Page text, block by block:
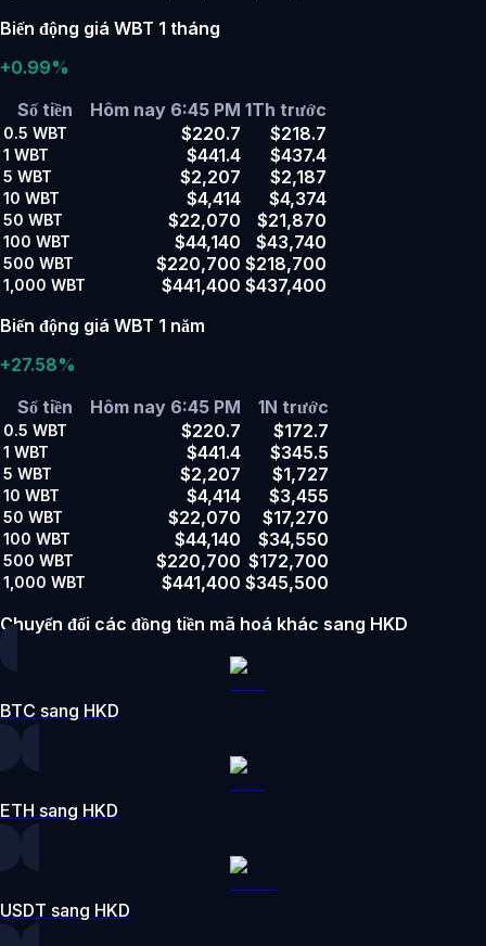
Biến động giá WBT 1 tháng
+0.99%
Số tiền
Hôm nay 6:45 PM 1Th trước
0.5 WBT $220.7 $218.7
1 WBT $441.4 $437.4
5 WBT $2,207 $2,187
10 WBT $4,414 $4,374
50 WBT $22,070 $21,870
100 WBT $44,140 $43,740
500 WBT $220,700 $218,700
1,000 WBT $441,400 $437,400
Biến động giá WBT 1 năm
+27.58%
Số tiền
Hôm nay 6:45 PM 1N trước
0.5 WBT $220.7 $172.7
1 WBT $441.4 $345.5
5 WBT $2,207 $1,727
10 WBT $4,414 $3,455
50 WBT $22,070 $17,270
100 WBT $44,140 $34,550
500 WBT $220,700 $172,700
1,000 WBT $441,400 $345,500
Chuyển đổi các đồng tiền mã hoá khác sang HKD
BTC sang HKD
ETH sang HKD
USDT sang HKD